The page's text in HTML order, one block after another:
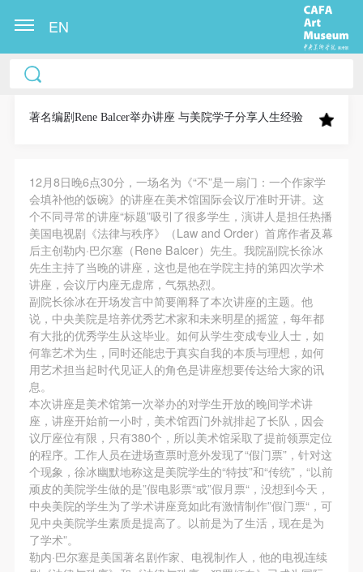
EN
著名编剧Rene Balcer举办讲座 与美院学子分享人生经验
12月8日晚6点30分，一场名为《“不”是一扇门：一个作家学
会填补他的饭碗》的讲座在美术馆国际会议厅准时开讲。这
个不同寻常的讲座“标题”吸引了很多学生，演讲人是担任热播
美国电视剧《法律与秩序》（Law and Order）首席作者及幕
后主创勒内·巴尔塞（Rene Balcer）先生。我院副院长徐冰
先生主持了当晚的讲座，这也是他在学院主持的第四次学术
讲座，会议厅内座无虚席，气氛热烈。
副院长徐冰在开场发言中简要阐释了本次讲座的主题。他
说，中央美院是培养优秀艺术家和未来明星的摇篮，每年都
有大批的优秀学生从这毕业。如何从学生变成专业人士，如
何靠艺术为生，同时还能忠于真实自我的本质与理想，如何
用艺术担当起时代见证人的角色是讲座想要传达给大家的讯
息。
本次讲座是美术馆第一次举办的对学生开放的晚间学术讲
座，讲座开始前一小时，美术馆西门外就排起了长队，因会
议厅座位有限，只有380个，所以美术馆采取了提前领票定位
的程序。工作人员在进场查票时意外发现了“假门票”，针对这
个现象，徐冰幽默地称这是美院学生的“特技”和“传统”，“以前
顽皮的美院学生做的是”假电影票“或”假月票“，没想到今天，
中央美院的学生为了学术讲座竟如此有激情制作”假门票“，可
见中央美院学生素质是提高了。以前是为了生活，现在是为
了学术”。
勒内·巴尔塞是美国著名剧作家、电视制作人，他的电视连续
中央美术学院美术馆出版授权协议书
称“CAFAM”），愿意将本人参与中央美术学院美术馆
果（如参与工作坊创作的作品）提交中央美术学院用
作发表、出版。中央美术学院可以以电子、网络及其
它数字媒体形式公开出版，并同意编入《中国知识资
源总库》《中央美术学院资料库》《中央美术学院美
术馆资料库》等相关资料、文献、档案机构和平台，
在中央美术学院中使用和在互联网上传播，同意按相
关“章程”规定享受相关权益。
中央美术学院美术馆活动安全免责协议书
第一条
本次活动公平公正、自愿参加与退出、风险与责任自
负的原则。但活动有风险，参加者应有必要的风险意
识。
第二条
参加本次活动者必须遵守中华人民共和国的相关法
律、法规，必须遵循道德和社会公德规范，并应该具
备以人为本、团结友爱、互相帮助和助人为乐的良好
品质。
中央美术学院美术馆出版授权协议书
称“CAFAM”），愿意将本人参与中央美术学院美术馆
果（如参与工作坊创作的作品）提交中央美术学院用
作发表、出版。中央美术学院可以以电子、网络及其
它数字媒体形式公开出版，并同意编入《中国知识资
源总库》《中央美术学院资料库》《中央美术学院美
术馆资料库》等相关资料、文献、档案机构和平台，
在中央美术学院中使用和在互联网上传播，同意按相
关“章程”规定享受相关权益。
中央美术学院美术馆活动安全免责协议书
第一条
本次活动公平公正、自愿参加与退出、风险与责任自
负的原则。但活动有风险，参加者应有必要的风险意
识。
第二条
参加本次活动者必须遵守中华人民共和国的相关法
律、法规，必须遵循道德和社会公德规范，并应该具
备以人为本、团结友爱、互相帮助和助人为乐的良好
品质。
中央美术学院美术馆出版授权协议书
称“CAFAM”），愿意将本人参与中央美术学院美术馆
果（如参与工作坊创作的作品）提交中央美术学院用
作发表、出版。中央美术学院可以以电子、网络及其
它数字媒体形式公开出版，并同意编入《中国知识资
源总库》《中央美术学院资料库》《中央美术学院美
术馆资料库》等相关资料、文献、档案机构和平台，
在中央美术学院中使用和在互联网上传播，同意按相
关“章程”规定享受相关权益。
中央美术学院美术馆活动安全免责协议书
第一条
本次活动公平公正、自愿参加与退出、风险与责任自
负的原则。但活动有风险，参加者应有必要的风险意
识。
第二条
参加本次活动者必须遵守中华人民共和国的相关法
律、法规，必须遵循道德和社会公德规范，并应该具
备以人为本、团结友爱、互相帮助和助人为乐的良好
品质。
快捷登录 帐号密码登录